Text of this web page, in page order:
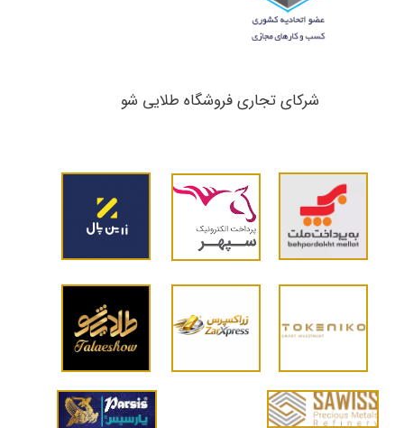
شرکای تجاری ​​​​​​​فروشگاه طلایی شو